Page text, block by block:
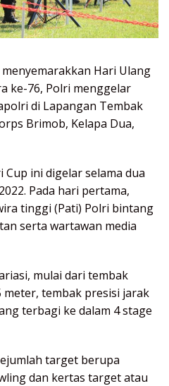
Hari Ulang
ke-76, Polri menggelar
di Lapangan Tembak
Brimob, Kelapa Dua,
ini digelar selama dua
Pada hari pertama,
tinggi (Pati) Polri bintang
serta wartawan media
mulai dari tembak
tembak presisi jarak
terbagi ke dalam 4 stage
target berupa
dan kertas target atau